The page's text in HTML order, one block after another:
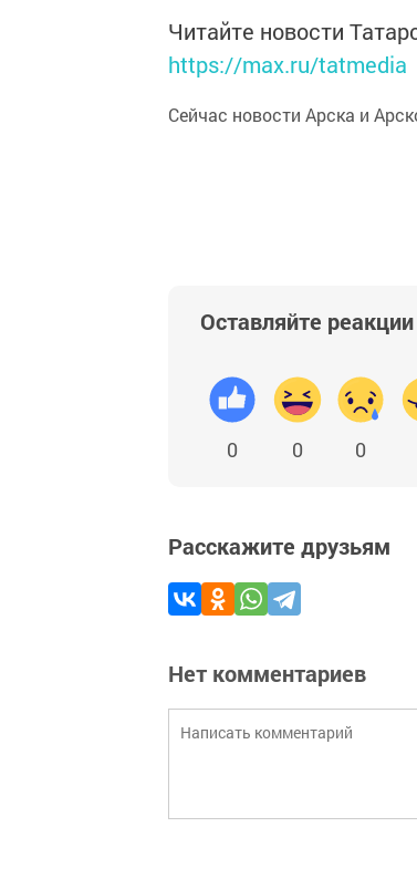
Читайте новости
https://max.ru/tatmedia
Сейчас новости Арска и
Оставляйте реакции
0 0 0
Расскажите друзьям
Нет комментариев